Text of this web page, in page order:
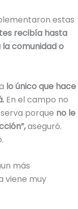
estas
recibía hasta
la comunidad o
lo único que hace
En el campo no
porque no le
aseguró.
más
viene muy